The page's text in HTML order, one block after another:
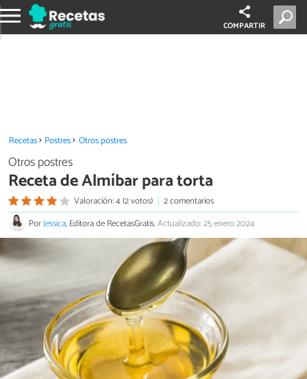
COMPARTIR
Recetas Postres Otros postres
Otros postres
Receta de Almíbar para torta
Valoración: 4 (2 votos)
2 comentarios
PorJessica, Editora de RecetasGratis.Actualizado: 25 enero 2024